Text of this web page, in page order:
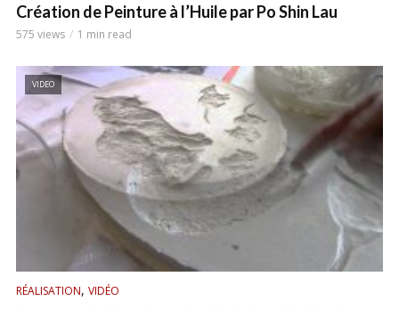
Création de Peinture à l’Huile par Po Shin Lau
575 views 1 min read
VIDEO
RÉALISATION, VIDÉO